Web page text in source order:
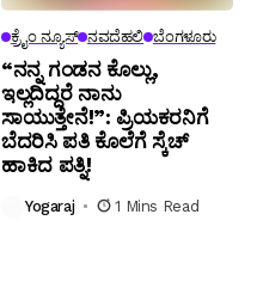
ಕ್ರೈಂ ನ್ಯೂಸ್ ನವದೆಹಲಿ ಬೆಂಗಳೂರು
“ನನ್ನ ಗಂಡನ ಕೊಲ್ಲು,
ಇಲ್ಲದಿದ್ದರೆ ನಾನು
ಸಾಯುತ್ತೇನೆ!”: ಪ್ರಿಯಕರನಿಗೆ
ಬೆದರಿಸಿ ಪತಿ ಕೊಲೆಗೆ ಸ್ಕೆಚ್
ಹಾಕಿದ ಪತ್ನಿ!
Yogaraj 1 Mins Read